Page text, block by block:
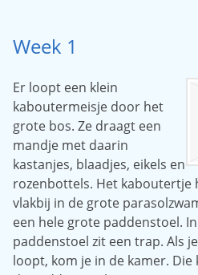
Week 1
Er loopt een klein
kaboutermeisje door het
grote bos. Ze draagt een
mandje met daarin
kastanjes, blaadjes, eikels en
rozenbottels. Het kaboutertje
vlakbij in de grote
een hele grote paddenstoel.
paddenstoel zit een trap. Als
loopt, kom je in de kamer.